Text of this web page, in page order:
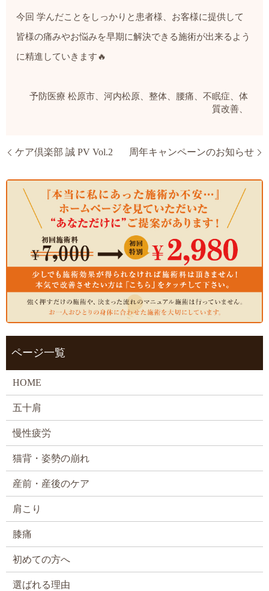
今回 学んだことをしっかりと患者様、お客様に提供して
皆様の痛みやお悩みを早期に解決できる施術が出来るよう
に精進していきます🔥
予防医療 松原市、河内松原、整体、腰痛、不眠症、体
質改善、
ケア倶楽部 誠 PV Vol.2 周年キャンペーンのお知らせ
ページ一覧
HOME
五十肩
慢性疲労
猫背・姿勢の崩れ
産前・産後のケア
肩こり
膝痛
初めての方へ
選ばれる理由